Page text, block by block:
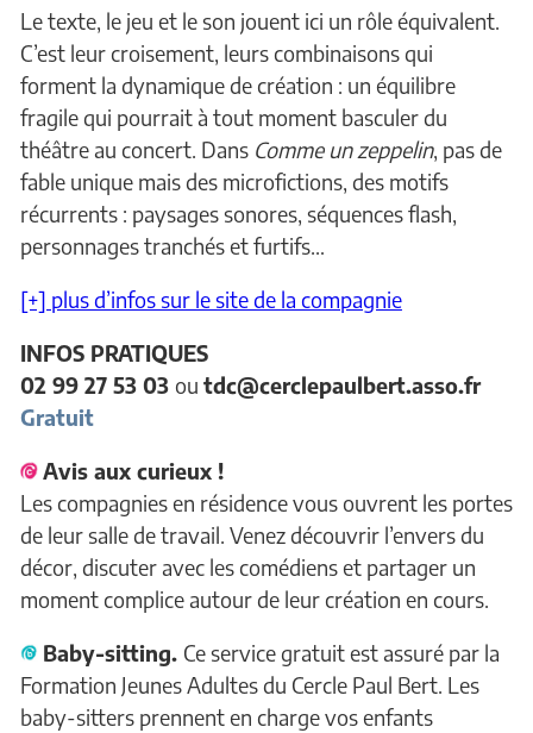
Le texte, le jeu et le son jouent ici un rôle équivalent.
C’est leur croisement, leurs combinaisons qui
forment la dynamique de création : un équilibre
fragile qui pourrait à tout moment basculer du
théâtre au concert. Dans Comme un zeppelin, pas de
fable unique mais des microfictions, des motifs
récurrents : paysages sonores, séquences flash,
personnages tranchés et furtifs…
[+] plus d’infos sur le site de la compagnie
INFOS PRATIQUES
02 99 27 53 03 ou tdc@cerclepaulbert.asso.fr
Gratuit
Avis aux curieux !
Les compagnies en résidence vous ouvrent les portes
de leur salle de travail. Venez découvrir l’envers du
décor, discuter avec les comédiens et partager un
moment complice autour de leur création en cours.
Baby-sitting. Ce service gratuit est assuré par la
Formation Jeunes Adultes du Cercle Paul Bert. Les
baby-sitters prennent en charge vos enfants